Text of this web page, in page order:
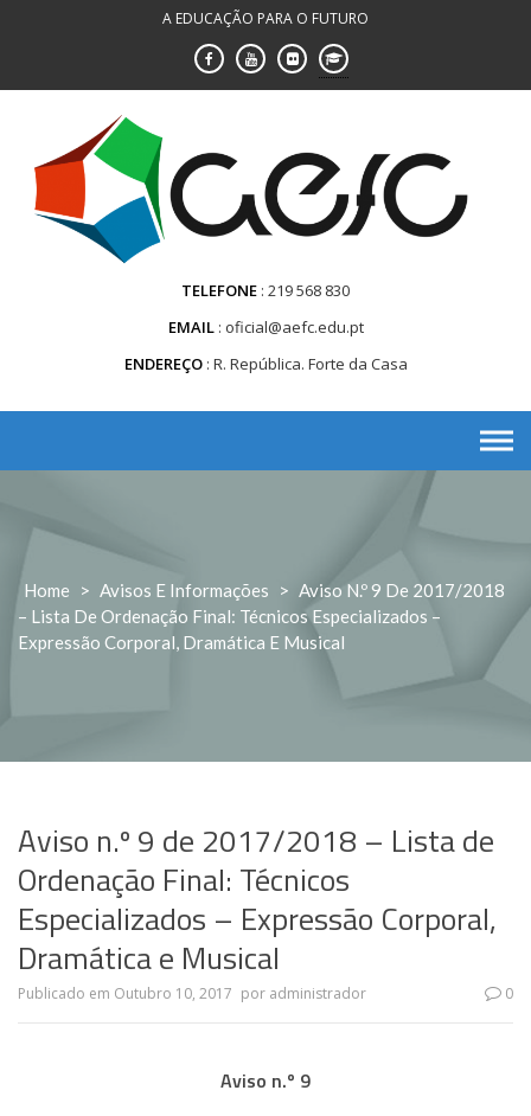
A EDUCAÇÃO PARA O FUTURO
TELEFONE 219 568 830
EMAIL oficial@aefc.edu.pt
ENDEREÇO R. República. Forte da Casa
Home > Avisos E Informações > Aviso N.º 9 De 2017/2018
– Lista De Ordenação Final: Técnicos Especializados –
Expressão Corporal, Dramática E Musical
Aviso n.º 9 de 2017/2018 – Lista de
Ordenação Final: Técnicos
Especializados – Expressão Corporal,
Dramática e Musical
Publicado em Outubro 10, 2017 por administrador 0
Aviso n.º 9